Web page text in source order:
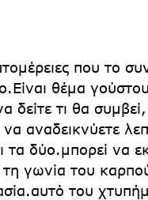
που το
θέμα
τι θα
αναδεικνύετε
δύο.μπορεί να
γωνία του
του